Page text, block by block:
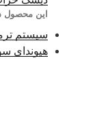
این محصول
سیستم
هیوندای